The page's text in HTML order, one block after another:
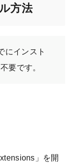
方法
にインスト
要です。
」を開